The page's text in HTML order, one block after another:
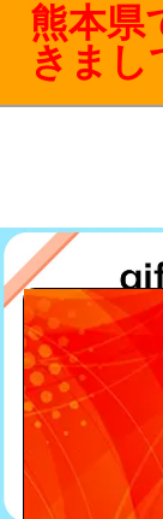
熊本県
きまし